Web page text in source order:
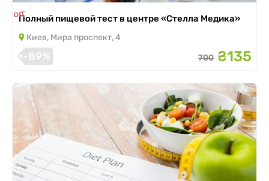
completed
Полный пищевой тест в центре «Стелла Медика»
Киев, Мира проспект, 4
-89% 700 ₴135